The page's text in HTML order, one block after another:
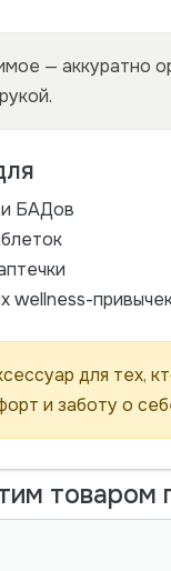
— аккуратно
БАДов
wellness-
для тех,
и заботу о
товаром